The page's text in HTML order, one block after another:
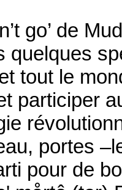
go’ de
quelques
tout le
participer
portes
pour de